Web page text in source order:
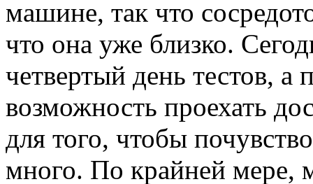
машине, так что
что она уже близко.
четвертый день тестов,
возможность проехать
для того, чтобы
много. По крайней мере,